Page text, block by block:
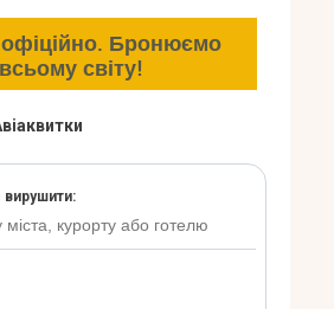
Бронюємо
світу!